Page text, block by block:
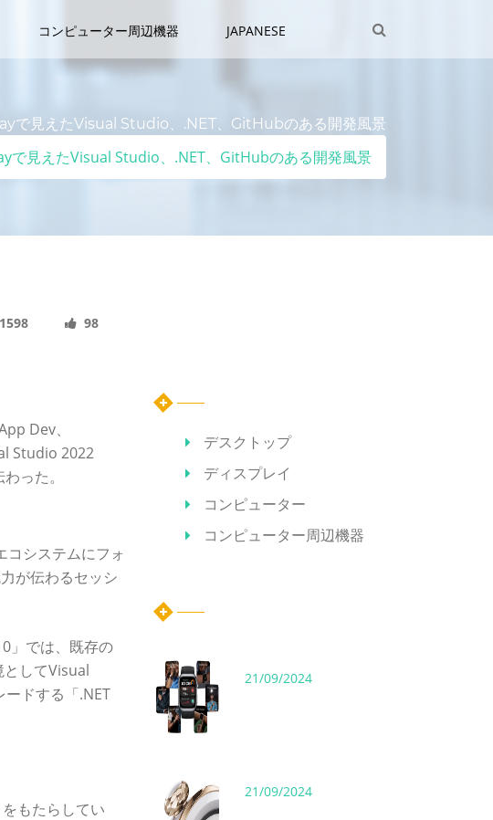
コンピューター周辺機器 JAPANESE
で見えたVisual Studio、.NET、GitHubのある開発風景
で見えたVisual Studio、.NET、GitHubのある開発風景
1598 98
Dev、
Studio 2022
った。
システムにフォ
が伝わるセッシ
」では、既存の
としてVisual
ドする「.NET
もたらしてい
デスクトップ
ディスプレイ
コンピューター
コンピューター周辺機器
21/09/2024
21/09/2024